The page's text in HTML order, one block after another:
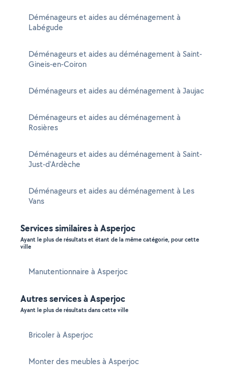
Déménageurs et aides au déménagement à
Labégude
Déménageurs et aides au déménagement à Saint-
Gineis-en-Coiron
Déménageurs et aides au déménagement à Jaujac
Déménageurs et aides au déménagement à
Rosières
Déménageurs et aides au déménagement à Saint-
Just-d'Ardèche
Déménageurs et aides au déménagement à Les
Vans
Services similaires à Asperjoc
Ayant le plus de résultats et étant de la même catégorie, pour cette
ville
Manutentionnaire à Asperjoc
Autres services à Asperjoc
Ayant le plus de résultats dans cette ville
Bricoler à Asperjoc
Monter des meubles à Asperjoc